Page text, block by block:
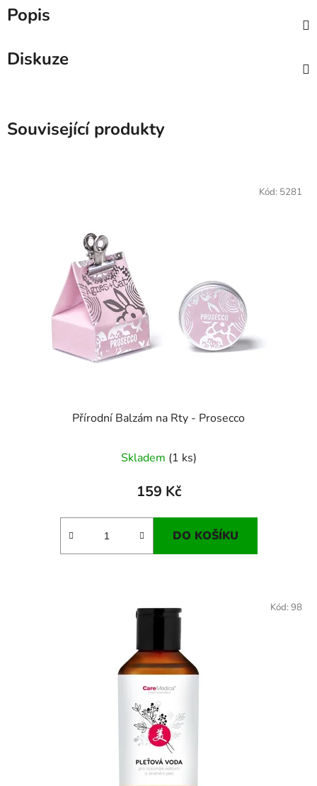
Popis
Diskuze
Související produkty
Přírodní Balzám na Rty - Prosecco
Skladem (1 ks)
159 Kč
DO KOŠÍKU
Kód: 5281
Kód: 98